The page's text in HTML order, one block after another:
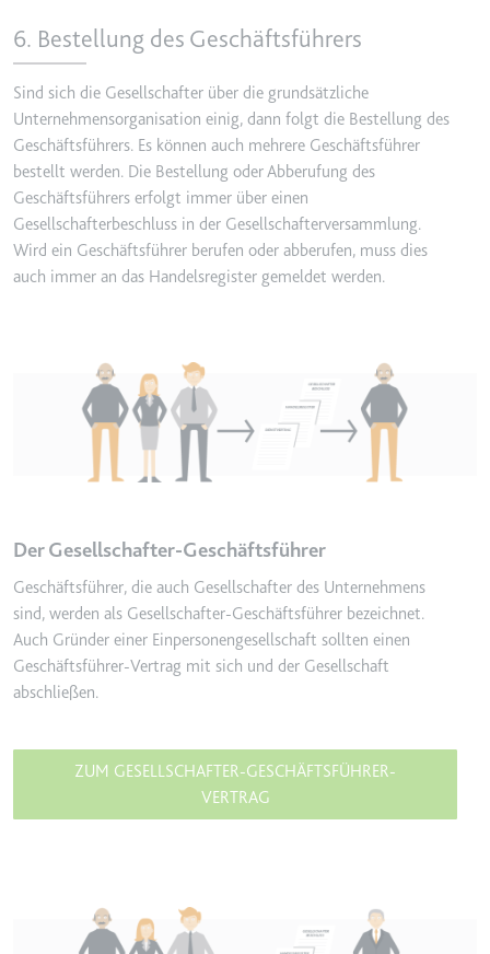
6. Bestellung des Geschäftsführers
Sind sich die Gesellschafter über die grundsätzliche
Unternehmensorganisation einig, dann folgt die Bestellung des
Geschäftsführers. Es können auch mehrere Geschäftsführer
bestellt werden. Die Bestellung oder Abberufung des
Geschäftsführers erfolgt immer über einen
Gesellschafterbeschluss in der Gesellschafterversammlung.
Wird ein Geschäftsführer berufen oder abberufen, muss dies
auch immer an das Handelsregister gemeldet werden.
Der Gesellschafter-Geschäftsführer
Geschäftsführer, die auch Gesellschafter des Unternehmens
sind, werden als Gesellschafter-Geschäftsführer bezeichnet.
Auch Gründer einer Einpersonengesellschaft sollten einen
Geschäftsführer-Vertrag mit sich und der Gesellschaft
abschließen.
ZUM GESELLSCHAFTER-GESCHÄFTSFÜHRER-
VERTRAG